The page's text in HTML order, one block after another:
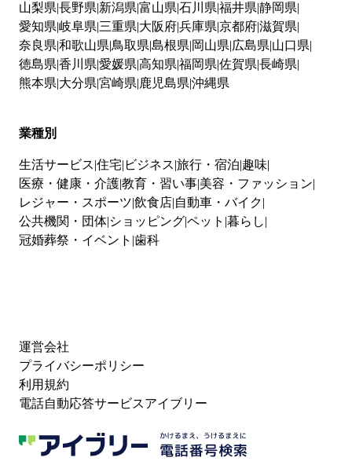
山梨県 長野県 新潟県 富山県 石川県 福井県 静岡県
愛知県 岐阜県 三重県 大阪府兵庫県 京都府滋賀県
奈良県 和歌山県 鳥取県 島根県 岡山県 広島県 山口県
徳島県 香川県 愛媛県 高知県 福岡県 佐賀県 長崎県
熊本県 大分県 宮崎県 鹿児島県 沖縄県
業種別
生活サービス 住宅 ビジネス 旅行・宿泊 趣味
医療・健康・介護教育・習い事 美容・ファッション
レジャー・スポーツ 飲食店 自動車・バイク
公共機関・団体 ショッピングペット 暮らし
冠婚葬祭・イベント 歯科
運営会社
プライバシーポリシー
利用規約
電話自動応答サービスアイブリー